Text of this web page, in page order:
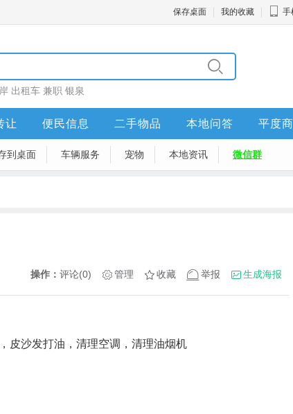
保存桌面 我的收藏 手
出租车 兼职 银泉
让 便民信息 二手物品 本地问答 平度
到桌面 车辆服务 宠物 本地资讯 微信群
操作： 评论(0) 管理 收藏 举报 生成海报
皮沙发打油，清理空调，清理油烟机